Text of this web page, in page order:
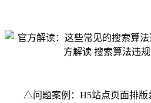
△问题案例：H5站点页面排版